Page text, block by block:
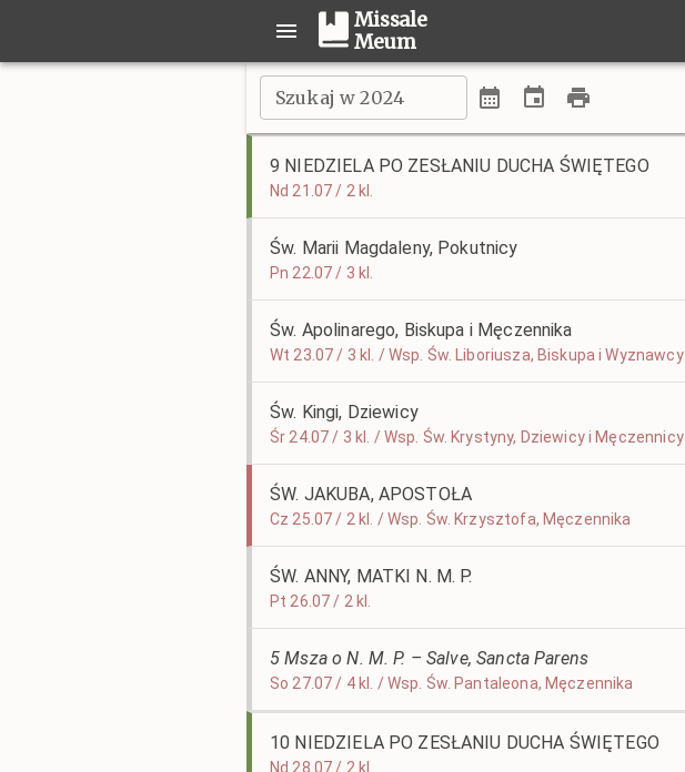
Missale
Meum
Szukaj w 2024
9 NIEDZIELA PO ZESŁANIU DUCHA ŚWIĘTEGO
Nd 21.07 / 2 kl.
Św. Marii Magdaleny, Pokutnicy
Pn 22.07 / 3 kl.
Św. Apolinarego, Biskupa i Męczennika
Wt 23.07 / 3 kl. / Wsp. Św. Liboriusza, Biskupa i Wyznawcy
Św. Kingi, Dziewicy
Śr 24.07 / 3 kl. / Wsp. Św. Krystyny, Dziewicy i Męczennicy
ŚW. JAKUBA, APOSTOŁA
Cz 25.07 / 2 kl. / Wsp. Św. Krzysztofa, Męczennika
ŚW. ANNY, MATKI N. M. P.
Pt 26.07 / 2 kl.
5 Msza o N. M. P. – Salve, Sancta Parens
So 27.07 / 4 kl. / Wsp. Św. Pantaleona, Męczennika
10 NIEDZIELA PO ZESŁANIU DUCHA ŚWIĘTEGO
Nd 28.07 / 2 kl.